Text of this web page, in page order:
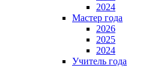
2024
Мастер года
2026
2025
2024
Учитель года